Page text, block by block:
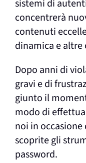
sistemi di
concentrerà
contenuti
dinamica e
Dopo anni di
gravi e di
giunto il
modo di
noi in
scoprite gli
password.